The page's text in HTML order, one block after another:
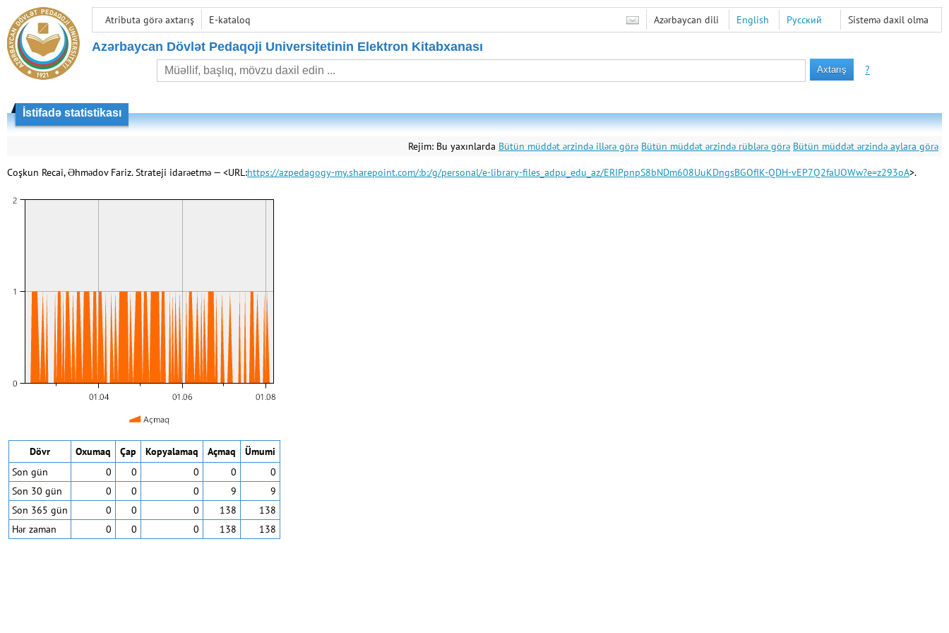
Atributa görə axtarış E-kataloq Sistemə daxil olma
Azərbaycan dili English Русский
Azərbaycan Dövlət Pedaqoji Universitetinin Elektron Kitabxanası
?
İstifadə statistikası
Rejim: Bu yaxınlarda Bütün müddət ərzində illərə görə Bütün müddət ərzində rüblərə görə Bütün müddət ərzində aylara görə
Coşkun Recai, Əhmədov Fariz. Strateji idarəetmə — <URL:https://azpedagogy-my.sharepoint.com/:b:/g/personal/e-library-files_adpu_edu_az/ERIPpnpS8bNDm608UuKDngsBGOfIK-QDH-vEP7Q2faUOWw?e=z293oA>.
Dövr Oxumaq Çap Kopyalamaq Açmaq
Ümumi
Son gün
0 0 0 0
0
Son 30 gün
0 0 0 9
9
Son 365 gün
0 0 0 138
138
Hər zaman
0 0 0 138 138